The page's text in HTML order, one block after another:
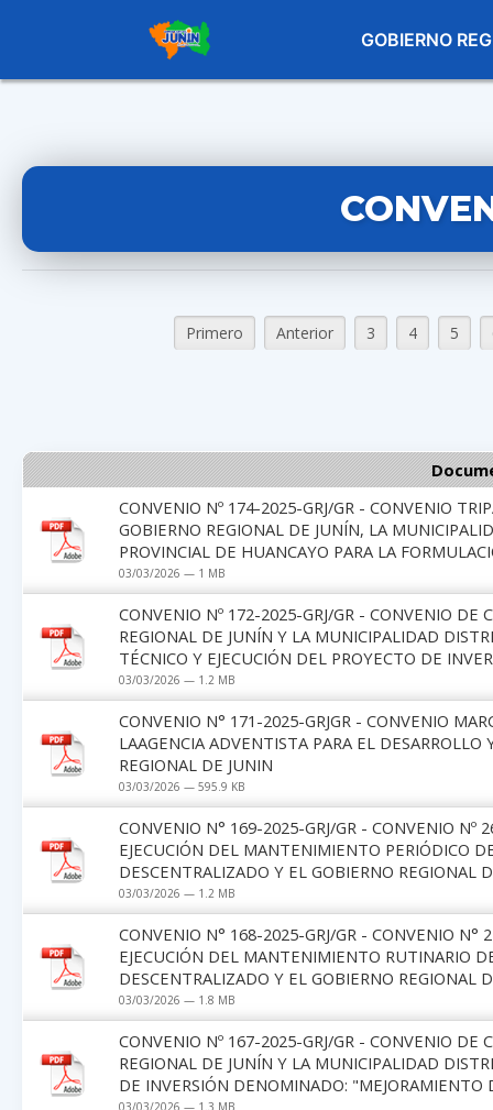
GOBIERNO
Primero Anterior 3 4 5
CONVENIO Nº 174-2025-GRJ/GR - CONVENIO
GOBIERNO REGIONAL DE JUNÍN, LA
PROVINCIAL DE HUANCAYO PARA LA
03/03/2026 — 1 MB
CONVENIO Nº 172-2025-GRJ/GR - CONVENIO DE
REGIONAL DE JUNÍN Y LA MUNICIPALIDAD
TÉCNICO Y EJECUCIÓN DEL PROYECTO DE
03/03/2026 — 1.2 MB
CONVENIO N° 171-2025-GRJGR - CONVENIO
LAAGENCIA ADVENTISTA PARA EL DESARROLLO
REGIONAL DE JUNIN
03/03/2026 — 595.9 KB
CONVENIO N° 169-2025-GRJ/GR - CONVENIO
EJECUCIÓN DEL MANTENIMIENTO PERIÓDICO
DESCENTRALIZADO Y EL GOBIERNO REGIONAL
03/03/2026 — 1.2 MB
CONVENIO N° 168-2025-GRJ/GR - CONVENIO
EJECUCIÓN DEL MANTENIMIENTO RUTINARIO
DESCENTRALIZADO Y EL GOBIERNO REGIONAL
03/03/2026 — 1.8 MB
CONVENIO Nº 167-2025-GRJ/GR - CONVENIO DE
REGIONAL DE JUNÍN Y LA MUNICIPALIDAD
DE INVERSIÓN DENOMINADO: "MEJORAMIENTO
03/03/2026 — 1.3 MB